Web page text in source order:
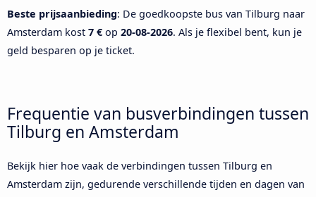
Beste prijsaanbieding: De goedkoopste bus van Tilburg naar
Amsterdam kost 7 € op 20-08-2026. Als je flexibel bent, kun je
geld besparen op je ticket.
Frequentie van busverbindingen tussen
Tilburg en Amsterdam
Bekijk hier hoe vaak de verbindingen tussen Tilburg en
Amsterdam zijn, gedurende verschillende tijden en dagen van